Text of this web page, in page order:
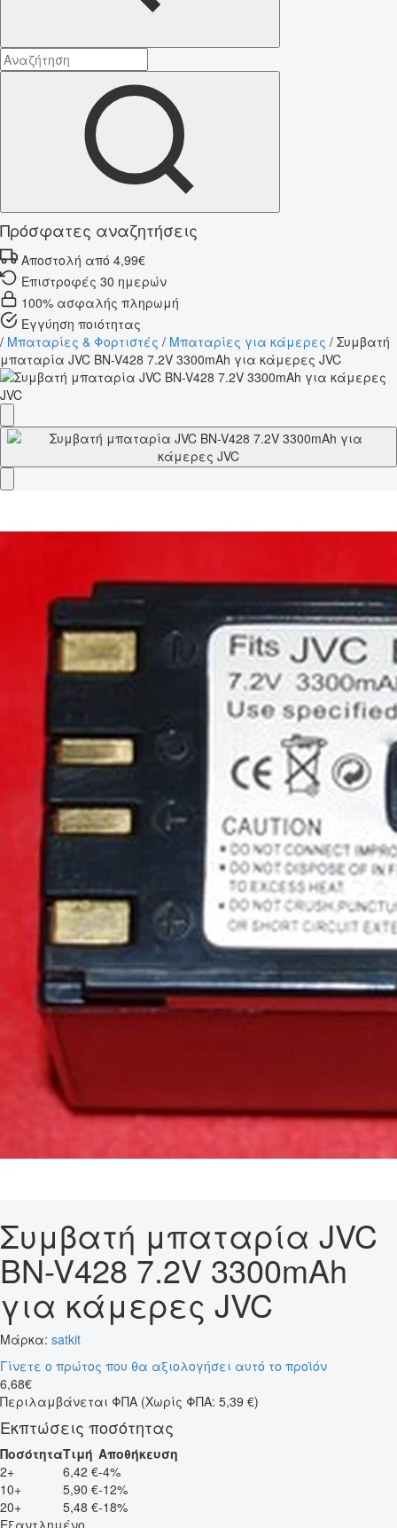
Πρόσφατες αναζητήσεις
Αποστολή από 4,99€
Επιστροφές 30 ημερών
100% ασφαλής πληρωμή
Εγγύηση ποιότητας
/ Μπαταρίες & Φορτιστές / Μπαταρίες για κάμερες / Συμβατή
μπαταρία JVC BN-V428 7.2V 3300mAh για κάμερες JVC
Συμβατή μπαταρία JVC
BN-V428 7.2V 3300mAh
για κάμερες JVC
Μάρκα: satkit
Γίνετε ο πρώτος που θα αξιολογήσει αυτό το προϊόν
6,68€
Περιλαμβάνεται ΦΠΑ (Χωρίς ΦΠΑ: 5,39 €)
Εκπτώσεις ποσότητας
ΠοσότηταΤιμή Αποθήκευση
2+
6,42 €-4%
10+
5,90 €-12%
20+
5,48 €-18%
Εξαντλημένο